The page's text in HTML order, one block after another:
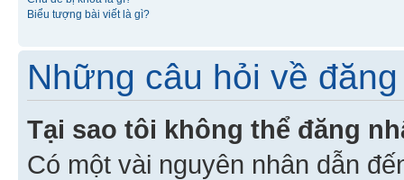
Biểu tượng bài viết là gì?
Những câu hỏi về
Tại sao tôi không thể đăng
Có một vài nguyên nhân dẫn